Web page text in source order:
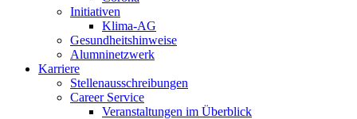
Initiativen
Klima-AG
Gesundheitshinweise
Alumninetzwerk
Karriere
Stellenausschreibungen
Career Service
Veranstaltungen im Überblick